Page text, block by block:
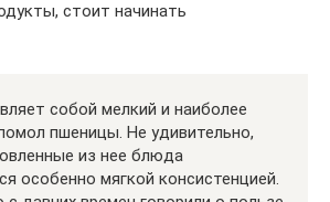
стоит начинать
собой мелкий и наиболее
пшеницы. Не удивительно,
из нее блюда
особенно мягкой консистенцией.